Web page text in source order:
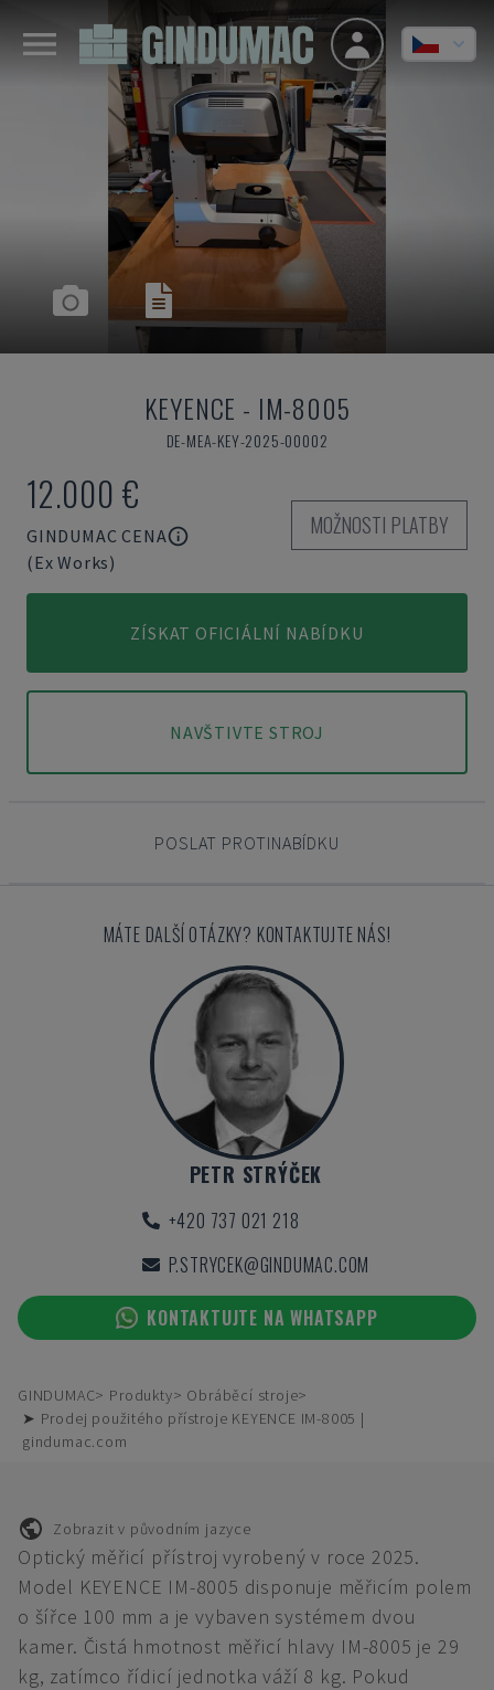
KEYENCE - IM-8005
DE-MEA-KEY-2025-00002
12.000 €
GINDUMAC CENA
(Ex Works)
MOŽNOSTI PLATBY
ZÍSKAT OFICIÁLNÍ NABÍDKU
NAVŠTIVTE STROJ
POSLAT PROTINABÍDKU
MÁTE DALŠÍ OTÁZKY? KONTAKTUJTE NÁS!
PETR STRÝČEK
+420 737 021 218
P.STRYCEK@GINDUMAC.COM
KONTAKTUJTE NA WHATSAPP
GINDUMAC Produkty
Obráběcí stroje
➤ Prodej použitého přístroje KEYENCE IM-8005 |
gindumac.com
Zobrazit v původním jazyce
Optický měřicí přístroj vyrobený v roce 2025.
Model KEYENCE IM-8005 disponuje měřicím polem
o šířce 100 mm a je vybaven systémem dvou
kamer. Čistá hmotnost měřicí hlavy IM-8005 je 29
kg, zatímco řídicí jednotka váží 8 kg. Pokud